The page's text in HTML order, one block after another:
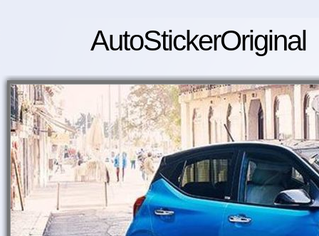
AutoStickerOriginal